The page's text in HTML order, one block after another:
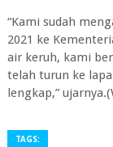
“Kami sudah
2021 ke
air keruh, kami
telah turun ke
lengkap,”
TAGS: